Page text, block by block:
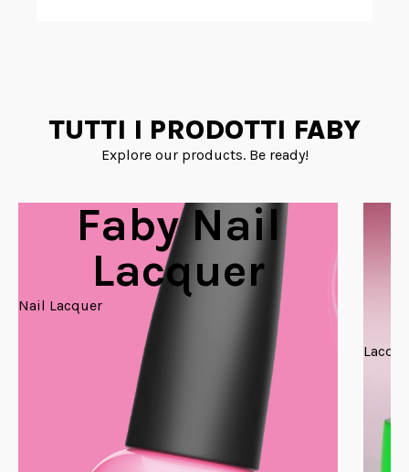
TUTTI I PRODOTTI FABY
Explore our products. Be ready!
Faby Nail
Lacquer
Nail Lacquer